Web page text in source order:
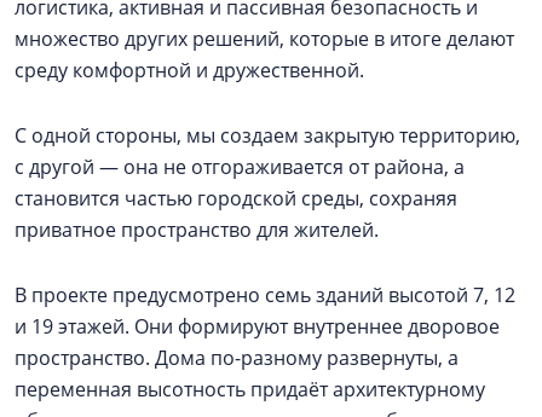
логистика, активная и пассивная безопасность и
множество других решений, которые в итоге делают
среду комфортной и дружественной.
С одной стороны, мы создаем закрытую территорию,
с другой — она не отгораживается от района, а
становится частью городской среды, сохраняя
приватное пространство для жителей.
В проекте предусмотрено семь зданий высотой 7, 12
и 19 этажей. Они формируют внутреннее дворовое
пространство. Дома по-разному развернуты, а
переменная высотность придаёт архитектурному